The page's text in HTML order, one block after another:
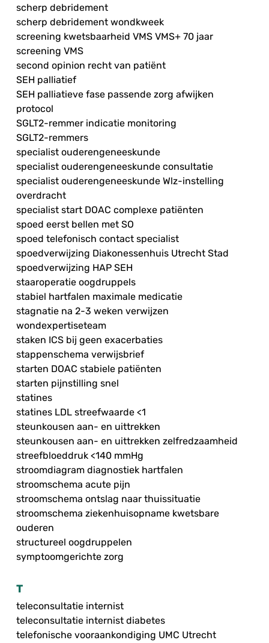
scherp debridement
scherp debridement wondkweek
screening kwetsbaarheid VMS VMS+ 70 jaar
screening VMS
second opinion recht van patiënt
SEH palliatief
SEH palliatieve fase passende zorg afwijken
protocol
SGLT2-remmer indicatie monitoring
SGLT2-remmers
specialist ouderengeneeskunde
specialist ouderengeneeskunde consultatie
specialist ouderengeneeskunde Wlz-instelling
overdracht
specialist start DOAC complexe patiënten
spoed eerst bellen met SO
spoed telefonisch contact specialist
spoedverwijzing Diakonessenhuis Utrecht Stad
spoedverwijzing HAP SEH
staaroperatie oogdruppels
stabiel hartfalen maximale medicatie
stagnatie na 2-3 weken verwijzen
wondexpertiseteam
staken ICS bij geen exacerbaties
stappenschema verwijsbrief
starten DOAC stabiele patiënten
starten pijnstilling snel
statines
statines LDL streefwaarde <1
steunkousen aan- en uittrekken
steunkousen aan- en uittrekken zelfredzaamheid
streefbloeddruk <140 mmHg
stroomdiagram diagnostiek hartfalen
stroomschema acute pijn
stroomschema ontslag naar thuissituatie
stroomschema ziekenhuisopname kwetsbare
ouderen
structureel oogdruppelen
symptoomgerichte zorg
T
teleconsultatie internist
teleconsultatie internist diabetes
telefonische vooraankondiging UMC Utrecht